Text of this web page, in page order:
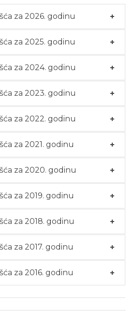
za 2026. godinu
za 2025. godinu
za 2024. godinu
za 2023. godinu
za 2022. godinu
za 2021. godinu
za 2020. godinu
za 2019. godinu
za 2018. godinu
za 2017. godinu
za 2016. godinu